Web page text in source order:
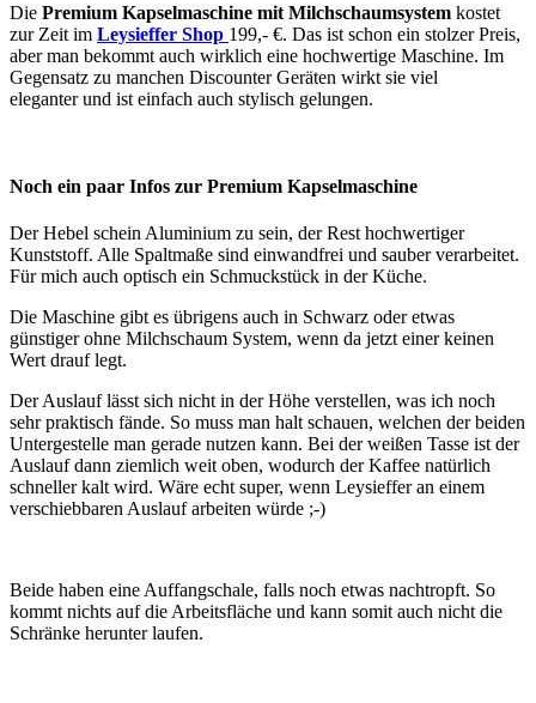
Die Premium Kapselmaschine mit Milchschaumsystem kostet
zur Zeit im Leysieffer Shop 199,- €. Das ist schon ein stolzer Preis,
aber man bekommt auch wirklich eine hochwertige Maschine. Im
Gegensatz zu manchen Discounter Geräten wirkt sie viel
eleganter und ist einfach auch stylisch gelungen.
Noch ein paar Infos zur Premium Kapselmaschine
Der Hebel schein Aluminium zu sein, der Rest hochwertiger
Kunststoff. Alle Spaltmaße sind einwandfrei und sauber verarbeitet.
Für mich auch optisch ein Schmuckstück in der Küche.
Die Maschine gibt es übrigens auch in Schwarz oder etwas
günstiger ohne Milchschaum System, wenn da jetzt einer keinen
Wert drauf legt.
Der Auslauf lässt sich nicht in der Höhe verstellen, was ich noch
sehr praktisch fände. So muss man halt schauen, welchen der beiden
Untergestelle man gerade nutzen kann. Bei der weißen Tasse ist der
Auslauf dann ziemlich weit oben, wodurch der Kaffee natürlich
schneller kalt wird. Wäre echt super, wenn Leysieffer an einem
verschiebbaren Auslauf arbeiten würde ;-)
Beide haben eine Auffangschale, falls noch etwas nachtropft. So
kommt nichts auf die Arbeitsfläche und kann somit auch nicht die
Schränke herunter laufen.